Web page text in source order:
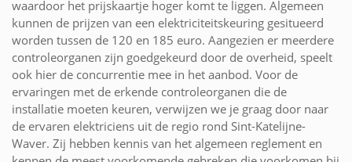
waardoor het prijskaartje hoger komt te liggen. Algemeen
kunnen de prijzen van een elektriciteitskeuring gesitueerd
worden tussen de 120 en 185 euro. Aangezien er meerdere
controleorganen zijn goedgekeurd door de overheid, speelt
ook hier de concurrentie mee in het aanbod. Voor de
ervaringen met de erkende controleorganen die de
installatie moeten keuren, verwijzen we je graag door naar
de ervaren elektriciens uit de regio rond Sint-Katelijne-
Waver. Zij hebben kennis van het algemeen reglement en